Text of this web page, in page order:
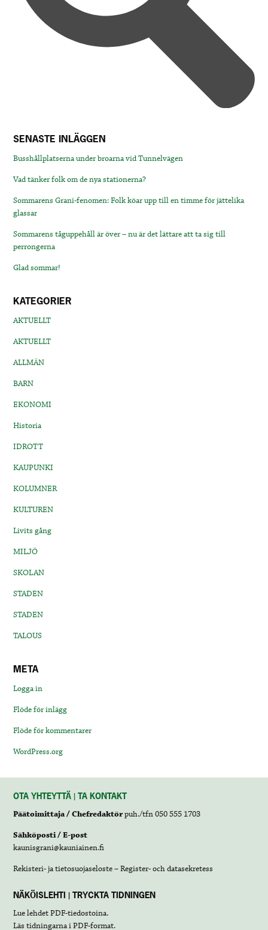
SENASTE INLÄGGEN
Busshållplatserna under broarna vid Tunnelvägen
Vad tänker folk om de nya stationerna?
Sommarens Grani-fenomen: Folk köar upp till en timme för jättelika
glassar
Sommarens tåguppehåll är över – nu är det lättare att ta sig till
perrongerna
Glad sommar!
KATEGORIER
AKTUELLT
AKTUELLT
ALLMÄN
BARN
EKONOMI
Historia
IDROTT
KAUPUNKI
KOLUMNER
KULTUREN
Livits gång
MILJÖ
SKOLAN
STADEN
STADEN
TALOUS
META
Logga in
Flöde för inlägg
Flöde för kommentarer
WordPress.org
OTA YHTEYTTÄ | TA KONTAKT
Päätoimittaja / Chefredaktörpuh./tfn 050 555 1703
Sähköposti / E-post
kaunisgrani@kauniainen.fi
Rekisteri- ja tietosuojaseloste – Register- och datasekretess
NÄKÖISLEHTI | TRYCKTA TIDNINGEN
Lue lehdetPDF-tiedostoina.
Läs tidningarna iPDF-format.